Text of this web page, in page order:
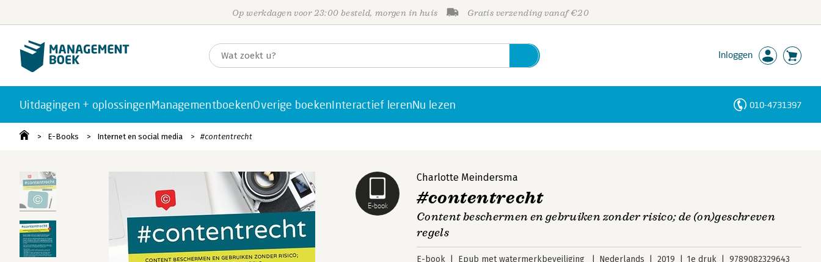
Op werkdagen voor 23:00 besteld, morgen in huis Gratis verzending vanaf €20
Inloggen
Uitdagingen + oplossingenManagementboekenOverige boekenInteractief lerenNu lezen 010-4731397
E-Books Internet en social media #contentrecht
E-book
Charlotte Meindersma
#contentrecht
Content beschermen en gebruiken zonder risico; de (on)geschreven
regels
E-book Epub met watermerkbeveiliging Nederlands 2019 1e druk 9789082329643
Personen